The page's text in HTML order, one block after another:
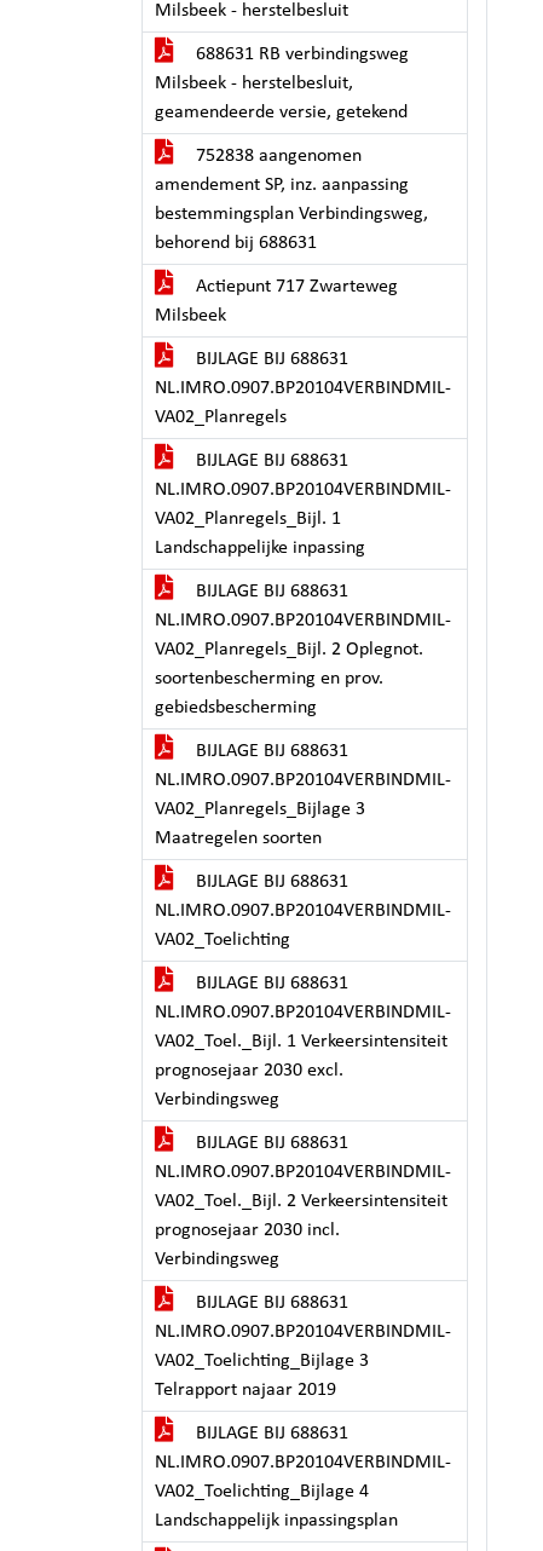
Milsbeek - herstelbesluit
688631 RB verbindingsweg
Milsbeek - herstelbesluit,
geamendeerde versie, getekend
752838 aangenomen
amendement SP, inz. aanpassing
bestemmingsplan Verbindingsweg,
behorend bij 688631
Actiepunt 717 Zwarteweg
Milsbeek
BIJLAGE BIJ 688631
NL.IMRO.0907.BP20104VERBINDMIL-
VA02_Planregels
BIJLAGE BIJ 688631
NL.IMRO.0907.BP20104VERBINDMIL-
VA02_Planregels_Bijl. 1
Landschappelijke inpassing
BIJLAGE BIJ 688631
NL.IMRO.0907.BP20104VERBINDMIL-
VA02_Planregels_Bijl. 2 Oplegnot.
soortenbescherming en prov.
gebiedsbescherming
BIJLAGE BIJ 688631
NL.IMRO.0907.BP20104VERBINDMIL-
VA02_Planregels_Bijlage 3
Maatregelen soorten
BIJLAGE BIJ 688631
NL.IMRO.0907.BP20104VERBINDMIL-
VA02_Toelichting
BIJLAGE BIJ 688631
NL.IMRO.0907.BP20104VERBINDMIL-
VA02_Toel._Bijl. 1 Verkeersintensiteit
prognosejaar 2030 excl.
Verbindingsweg
BIJLAGE BIJ 688631
NL.IMRO.0907.BP20104VERBINDMIL-
VA02_Toel._Bijl. 2 Verkeersintensiteit
prognosejaar 2030 incl.
Verbindingsweg
BIJLAGE BIJ 688631
NL.IMRO.0907.BP20104VERBINDMIL-
VA02_Toelichting_Bijlage 3
Telrapport najaar 2019
BIJLAGE BIJ 688631
NL.IMRO.0907.BP20104VERBINDMIL-
VA02_Toelichting_Bijlage 4
Landschappelijk inpassingsplan